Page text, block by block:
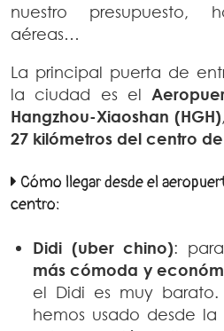
nuestro presupuesto,
aéreas…
La principal puerta de
la ciudad es el
Hangzhou-Xiaoshan (HGH)
27 kilómetros del centro
Cómo llegar desde el
centro:
Didi (uber chino):
más cómoda y
el Didi es muy barato.
hemos usado desde la